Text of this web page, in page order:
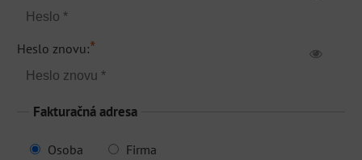
Heslo znovu:*
Fakturačná adresa
Osoba Firma